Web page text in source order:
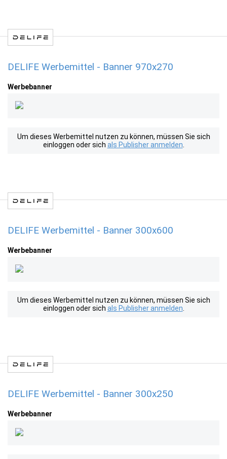
DELIFE Werbemittel - Banner 970x270
Werbebanner
Um dieses Werbemittel nutzen zu können, müssen Sie sich
einloggen oder sich als Publisher anmelden
DELIFE Werbemittel - Banner 300x600
Werbebanner
Um dieses Werbemittel nutzen zu können, müssen Sie sich
einloggen oder sich als Publisher anmelden
DELIFE Werbemittel - Banner 300x250
Werbebanner